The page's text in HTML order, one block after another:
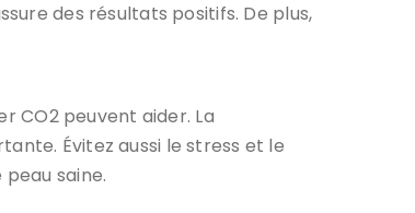
des résultats positifs. De plus,
CO2 peuvent aider. La
Évitez aussi le stress et le
saine.